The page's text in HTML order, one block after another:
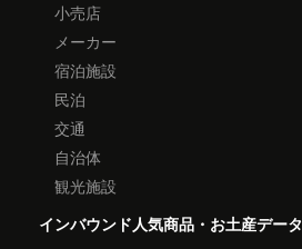
小売店
メーカー
宿泊施設
民泊
交通
自治体
観光施設
インバウンド人気商品・お土産データ